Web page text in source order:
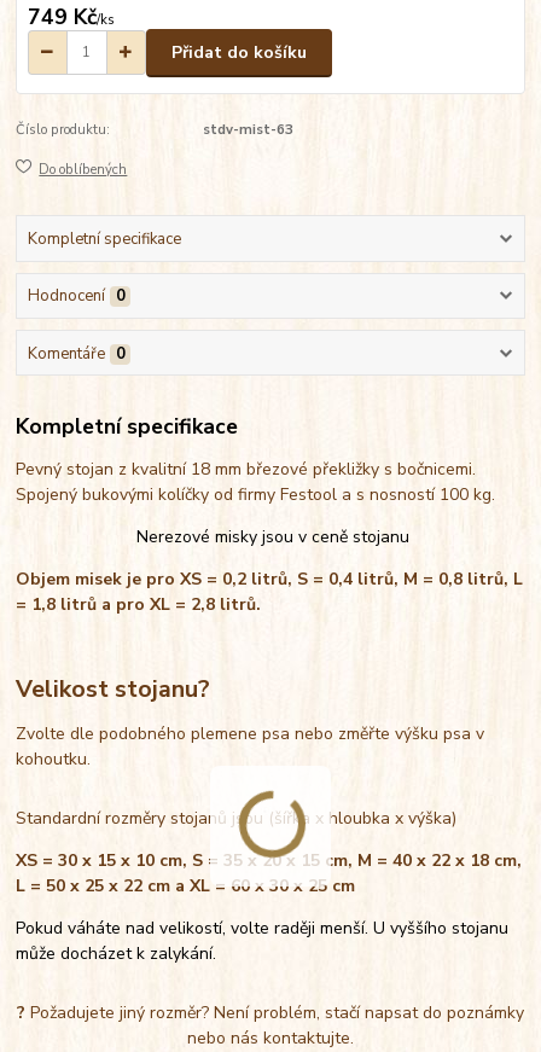
749 Kč/ks
Přidat do košíku
Číslo produktu: stdv-mist-63
Do oblíbených
Kompletní specifikace
Hodnocení 0
Komentáře 0
Kompletní specifikace
Pevný stojan z kvalitní 18 mm březové překližky s bočnicemi.
Spojený bukovými kolíčky od firmy Festool a s nosností 100 kg.
Nerezové misky jsou v ceně stojanu
Objem misek je pro XS = 0,2 litrů, S = 0,4 litrů, M = 0,8 litrů, L
= 1,8 litrů a pro XL = 2,8 litrů.
Velikost stojanu?
Zvolte dle podobného plemene psa nebo změřte výšku psa v
kohoutku.
Standardní rozměry stojanů jsou (šířka x hloubka x výška)
XS = 30 x 15 x 10 cm, S = 35 x 20 x 15 cm, M = 40 x 22 x 18 cm,
L = 50 x 25 x 22 cm a XL = 60 x 30 x 25 cm
Pokud váháte nad velikostí, volte raději menší. U vyššího stojanu
může docházet k zalykání.
? Požadujete jiný rozměr? Není problém, stačí napsat do poznámky
nebo nás kontaktujte.